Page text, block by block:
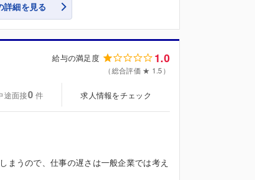
詳細を見る
給与の満足度 1.0
（総合評価 ★ 1.5）
途面接0 件 求人情報をチェック
まうので、仕事の遅さは一般企業では考え